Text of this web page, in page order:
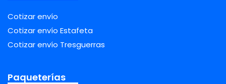
Cotizar envío
Cotizar envío Estafeta
Cotizar envío Tresguerras
Paqueterías